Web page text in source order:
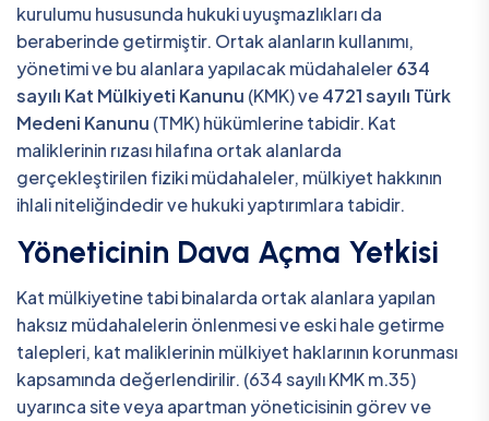
kurulumu hususunda hukuki uyuşmazlıkları da
beraberinde getirmiştir. Ortak alanların kullanımı,
yönetimi ve bu alanlara yapılacak müdahaleler634
sayılı Kat Mülkiyeti Kanunu (KMK) ve4721 sayılı Türk
Medeni Kanunu (TMK) hükümlerine tabidir. Kat
maliklerinin rızası hilafına ortak alanlarda
gerçekleştirilen fiziki müdahaleler, mülkiyet hakkının
ihlali niteliğindedir ve hukuki yaptırımlara tabidir.
Yöneticinin Dava Açma Yetkisi
Kat mülkiyetine tabi binalarda ortak alanlara yapılan
haksız müdahalelerin önlenmesi ve eski hale getirme
talepleri, kat maliklerinin mülkiyet haklarının korunması
kapsamında değerlendirilir. (634 sayılı KMK m.35)
uyarınca site veya apartman yöneticisinin görev ve